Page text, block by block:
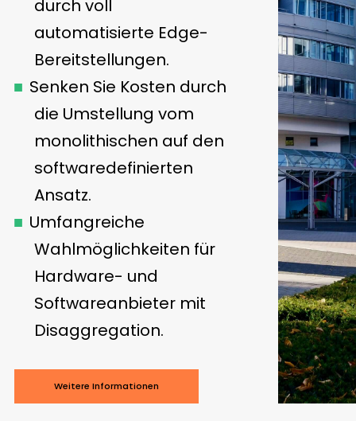
durch voll
automatisierte Edge-
Bereitstellungen.
Senken Sie Kosten durch
die Umstellung vom
monolithischen auf den
softwaredefinierten
Ansatz.
Umfangreiche
Wahlmöglichkeiten für
Hardware- und
Softwareanbieter mit
Disaggregation.
Weitere Informationen